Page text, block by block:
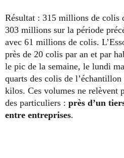
Résultat : 315 millions de colis
303 millions sur la période
avec 61 millions de colis.
près de 20 colis par an et par
le pic de la semaine, le lundi
quarts des colis de
kilos. Ces volumes ne relèvent
des particuliers : près d’un
entre entreprises.